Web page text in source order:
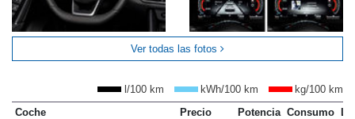
Ver todas las fotos
l/100 km kWh/100 km
kg/100 km
Coche
Precio Potencia Consumo